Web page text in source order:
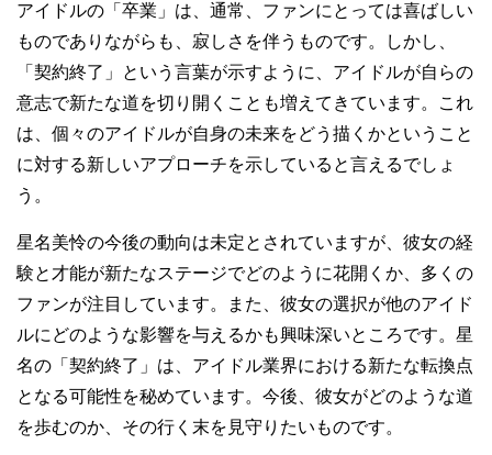
アイドルの「卒業」は、通常、ファンにとっては喜ばしい
ものでありながらも、寂しさを伴うものです。しかし、
「契約終了」という言葉が示すように、アイドルが自らの
意志で新たな道を切り開くことも増えてきています。これ
は、個々のアイドルが自身の未来をどう描くかということ
に対する新しいアプローチを示していると言えるでしょ
う。
星名美怜の今後の動向は未定とされていますが、彼女の経
験と才能が新たなステージでどのように花開くか、多くの
ファンが注目しています。また、彼女の選択が他のアイド
ルにどのような影響を与えるかも興味深いところです。星
名の「契約終了」は、アイドル業界における新たな転換点
となる可能性を秘めています。今後、彼女がどのような道
を歩むのか、その行く末を見守りたいものです。